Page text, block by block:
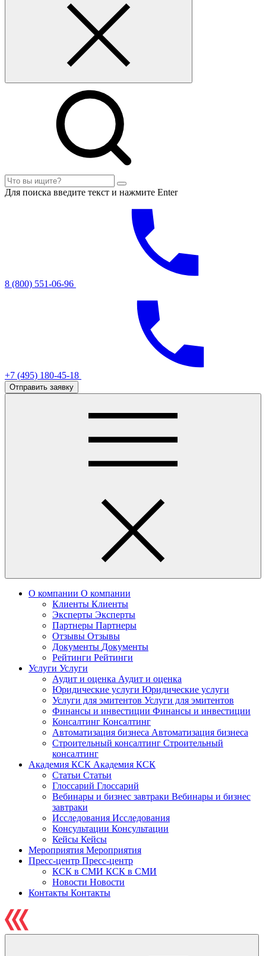
Для поиска введите текст и нажмите Enter
8 (800) 551-06-96
+7 (495) 180-45-18
Отправить заявку
О компании О компании
Клиенты Клиенты
Эксперты Эксперты
Партнеры Партнеры
Отзывы Отзывы
Документы Документы
Рейтинги Рейтинги
Услуги Услуги
Аудит и оценка Аудит и оценка
Юридические услуги Юридические услуги
Услуги для эмитентов Услуги для эмитентов
Финансы и инвестиции Финансы и инвестиции
Консалтинг Консалтинг
Автоматизация бизнеса Автоматизация бизнеса
Строительный консалтинг Строительный
консалтинг
Академия КСК Академия КСК
Статьи Статьи
Глоссарий Глоссарий
Вебинары и бизнес завтраки Вебинары и бизнес
завтраки
Исследования Исследования
Консультации Консультации
Кейсы Кейсы
Мероприятия Мероприятия
Пресс-центр Пресс-центр
КСК в СМИ КСК в СМИ
Новости Новости
Контакты Контакты